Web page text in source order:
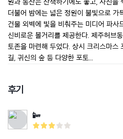
원과 동산은 산책하기에도 좋고, 사진을
더불어 밤에는 넓은 정원이 불빛으로 가
건물 외벽에 빛을 비춰주는 미디어 파사
신비로운 볼거리를 제공한다. 제주허브
토존을 마련해 두었다. 상시 크리스마스
길, 귀신의 숲 등 다양한 포토...
후기
📴